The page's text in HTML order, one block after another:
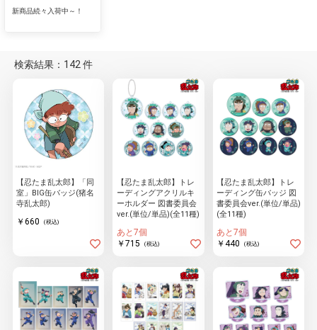
新商品続々入荷中～！
検索結果：142 件
【忍たま乱太郎】「同
室」BIG缶バッジ(猪名
寺乱太郎)
￥660 (税込)
【忍たま乱太郎】トレ
ーディングアクリルキ
ーホルダー 図書委員会
ver.(単位/単品)(全11種)
あと7個
￥715
(税込)
【忍たま乱太郎】トレ
ーディング缶バッジ 図
書委員会ver.(単位/単品)
(全11種)
あと7個
￥440
(税込)
アダルトグ